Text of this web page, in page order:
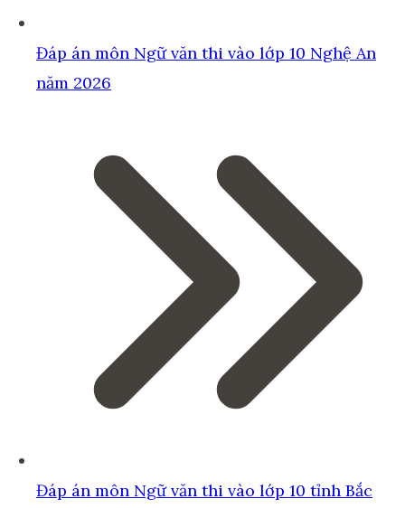
Đáp án môn Ngữ văn thi vào lớp 10 Nghệ An
năm 2026
Đáp án môn Ngữ văn thi vào lớp 10 tỉnh Bắc